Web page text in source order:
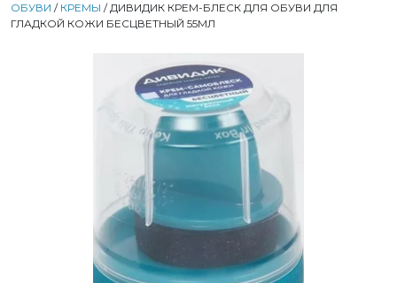
ОБУВИ / КРЕМЫ / ДИВИДИК КРЕМ-БЛЕСК ДЛЯ ОБУВИ ДЛЯ
ГЛАДКОЙ КОЖИ БЕСЦВЕТНЫЙ 55МЛ